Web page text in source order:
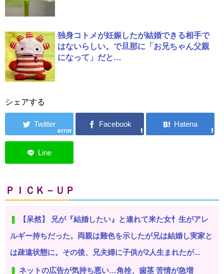
独身コトメが妊娠したが結婚できる相手で
はないらしい。で旦那に「お兄ちゃん父親
になって」だと…
シェアする
error
ＰＩＣＫ－ＵＰ
【呆然】 兄が『結婚したい』と連れて来た女忄生がアレ
ルギー持ちだった。両親は難色を示したが兄は結婚し実家と
は疎遠状態に。その後、兄夫婦に子供が2人生まれたが...
ネットの広告が気持ち悪い…角栓、歯茎 苦情が急増